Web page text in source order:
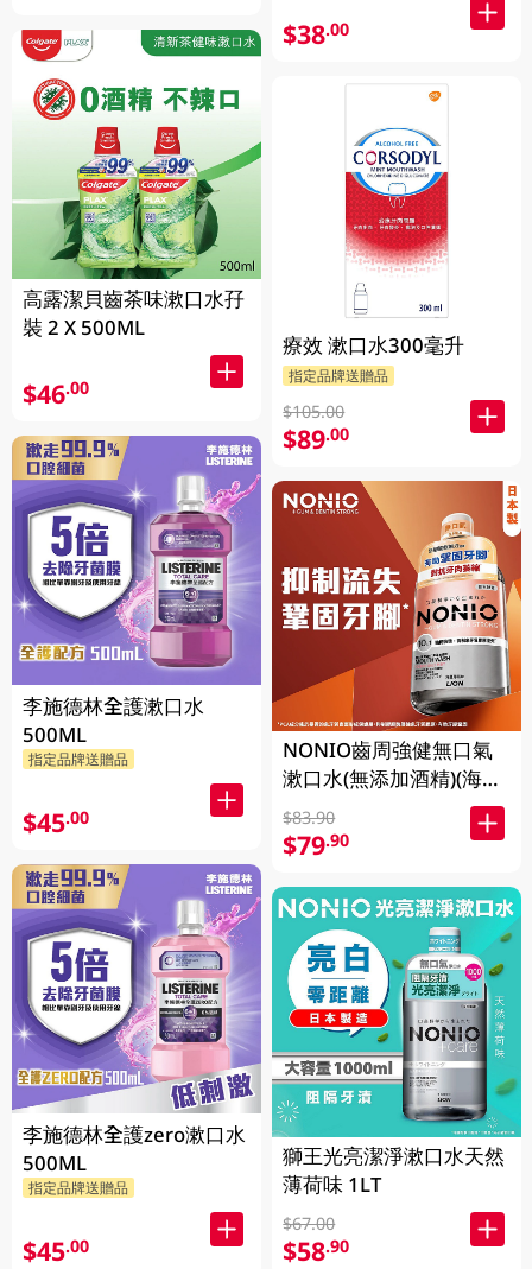
高露潔貝齒茶味漱口水孖
裝 2 X 500ML
$46.00
李施德林全護漱口水
500ML
指定品牌送贈品
$45.00
李施德林全護zero漱口水
500ML
指定品牌送贈品
$45.00
$38.00
療效 漱口水300毫升
指定品牌送贈品
$105.00
$89.00
NONIO齒周強健無口氣
漱口水(無添加酒精)(海鹽
薄荷味) 1000ML
$83.90
$79.90
獅王光亮潔淨漱口水天然
薄荷味 1LT
$67.00
$58.90